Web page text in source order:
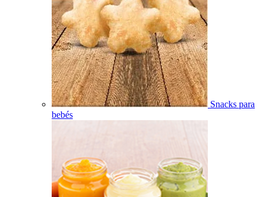
Snacks para
bebés